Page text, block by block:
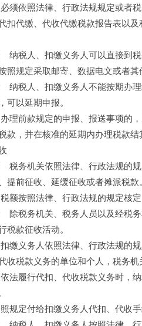
依照法律、行政法规规定或者税
扣代缴、代收代缴税款报告表以
人、扣缴义务人可以直接到税
照规定采取邮寄、数据电文或者其
人、扣缴义务人不能按期办理
可以延期申报。
前款规定的申报、报送事项的，
款，并在核准的延期内办理税款结
机关依照法律、行政法规的规
提前征收、延缓征收或者摊派税款
按照法律、行政法规的规定核定
务机关、税务人员以及经税务
税款征收活动。
务人依照法律、行政法规的规
收税款义务的单位和个人，税务机
履行代扣、代收税款义务时，纳
定付给扣缴义务人代扣、代收手